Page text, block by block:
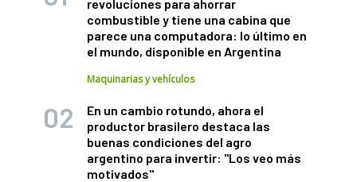
revoluciones para ahorrar
combustible y tiene una cabina que
parece una computadora: lo último en
el mundo, disponible en Argentina
Maquinarias y vehículos
En un cambio rotundo, ahora el
productor brasilero destaca las
buenas condiciones del agro
argentino para invertir: "Los veo más
motivados"